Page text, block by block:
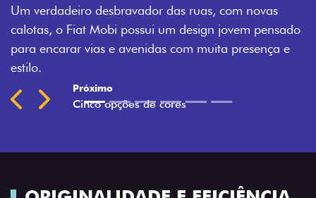
Montecarlo, Branco Banchisa, Prata Bari e Cinza
Silverstone.
Próximo
ORIGINALIDADE E EFICIÊNCIA